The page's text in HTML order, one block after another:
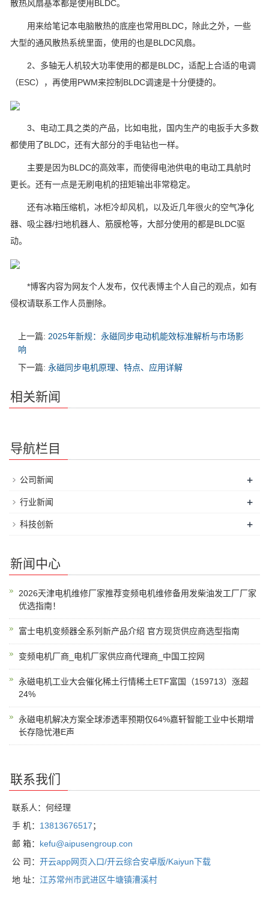
散热风扇基本都是使用BLDC。
用来给笔记本电脑散热的底座也常用BLDC，除此之外，一些
大型的通风散热系统里面，使用的也是BLDC风扇。
2、多轴无人机较大功率使用的都是BLDC，适配上合适的电调
（ESC），再使用PWM来控制BLDC调速是十分便捷的。
3、电动工具之类的产品，比如电批，国内生产的电扳手大多数
都使用了BLDC，还有大部分的手电钻也一样。
主要是因为BLDC的高效率，而使得电池供电的电动工具航时
更长。还有一点是无刷电机的扭矩输出非常稳定。
还有冰箱压缩机，冰柜冷却风机，以及近几年很火的空气净化
器、吸尘器/扫地机器人、筋膜枪等，大部分使用的都是BLDC驱
动。
*博客内容为网友个人发布，仅代表博主个人自己的观点，如有
侵权请联系工作人员删除。
上一篇: 2025年新规：永磁同步电动机能效标准解析与市场影
响
下一篇: 永磁同步电机原理、特点、应用详解
相关新闻
导航栏目
公司新闻 +
行业新闻 +
科技创新 +
新闻中心
2026天津电机维修厂家推荐变频电机维修备用发柴油发工厂厂家
优选指南！
富士电机变频器全系列新产品介绍 官方现货供应商选型指南
变频电机厂商_电机厂家供应商代理商_中国工控网
永磁电机工业大会催化稀土行情稀土ETF富国（159713）涨超
24%
永磁电机解决方案全球渗透率预期仅64%嘉轩智能工业中长期增
长存隐忧港E声
联系我们
联系人：何经理
手 机： 13813676517；
邮 箱： kefu@aipusengroup.con
公 司： 开云app网页入口/开云综合安卓版/Kaiyun下载
地 址： 江苏常州市武进区牛塘镇漕溪村